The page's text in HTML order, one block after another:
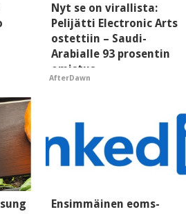
Nyt se on virallista:
Pelijätti Electronic Arts
ostettiin – Saudi-
Arabialle 93 prosentin
omistus
AfterDawn
Ensimmäinen eoms-